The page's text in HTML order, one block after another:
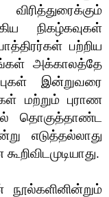
நிகழ்கவுகள்
பற்றிய
அக்காலத்தே
இன்றுவரை
மற்றும் புராண
தொகுத்தாண்ட
எடுத்தல்லாது